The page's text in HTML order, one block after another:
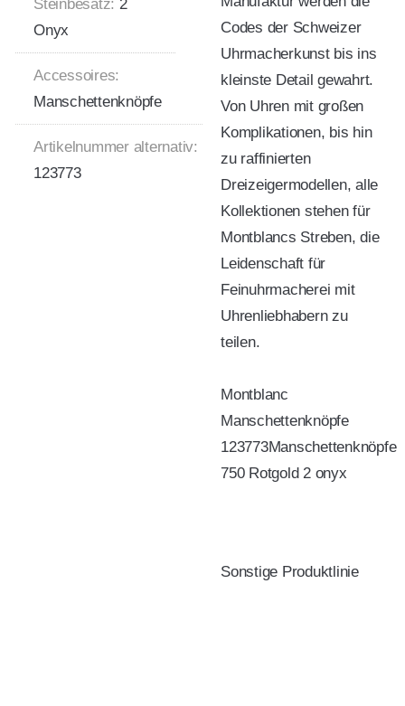
Steinbesatz: 2
Onyx
Accessoires:
Manschettenknöpfe
Artikelnummer alternativ:
123773
Codes der Schweizer
Uhrmacherkunst bis ins
kleinste Detail gewahrt.
Von Uhren mit großen
Komplikationen, bis hin
zu raffinierten
Dreizeigermodellen, alle
Kollektionen stehen für
Montblancs Streben, die
Leidenschaft für
Feinuhrmacherei mit
Uhrenliebhabern zu
teilen.
Montblanc
Manschettenknöpfe
123773Manschettenknöpfe
750 Rotgold 2 onyx
Sonstige Produktlinie